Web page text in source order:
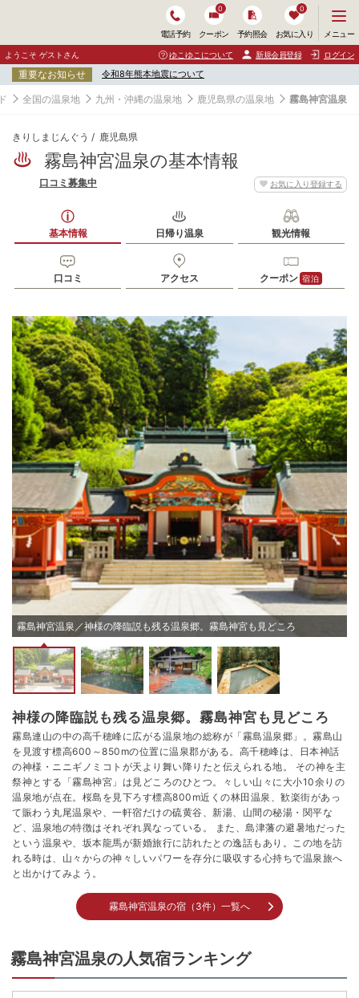
電話予約 クーポン
0
予約照会 お気に入り
0
ニ
ュ
ー
開
く
メニュー
ようこそ ゲストさん ゆこゆこについて 新規会員登録 ログイン
重要なお知らせ 令和8年熊本地震について
全国の温泉地 九州・沖縄の温泉地 鹿児島県の温泉地 霧島神宮温泉
きりしまじんぐう 鹿児島県
霧島神宮温泉の基本情報
お気に入り登録する
口コミ募集中
基本情報 日帰り温泉 観光情報
口コミ アクセス クーポン 宿泊
霧島神宮温泉／神様の降臨説も残る温泉郷。霧島神宮も見どころ
神様の降臨説も残る温泉郷。霧島神宮も見どころ
霧島連山の中の高千穂峰に広がる温泉地の総称が「霧島温泉郷」。霧島山
を見渡す標高600～850mの位置に温泉郡がある。高千穂峰は、日本神話
の神様・ニニギノミコトが天より舞い降りたと伝えられる地。 その神を主
祭神とする「霧島神宮」は見どころのひとつ。々しい山々に大小10余りの
温泉地が点在。桜島を見下ろす標高800m近くの林田温泉、歓楽街があっ
て賑わう丸尾温泉や、一軒宿だけの硫黄谷、新湯、山間の秘湯・関平な
ど、温泉地の特徴はそれぞれ異なっている。 また、島津藩の避暑地だった
という温泉や、坂本龍馬が新婚旅行に訪れたとの逸話もあり。この地を訪
れる時は、山々からの神々しいパワーを存分に吸収する心持ちで温泉旅へ
と出かけてみよう。
霧島神宮温泉の宿（3件）一覧へ
霧島神宮温泉の人気宿ランキング